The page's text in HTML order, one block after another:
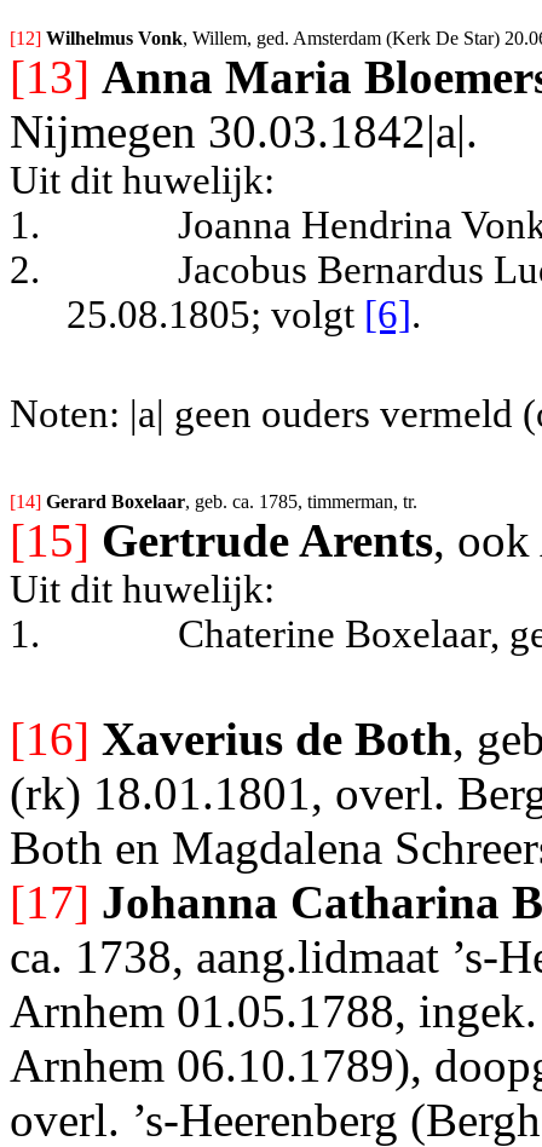
[12] Wilhelmus Vonk, Willem, ged. Amsterdam (Kerk De Star)
[13] Anna Maria
Nijmegen 30.03.1842|a|.
Uit dit huwelijk:
1.
Joanna Hendrina
2.
Jacobus Bernardus
25.08.1805; volgt [6].
Noten: |a| geen ouders
[14] Gerard Boxelaar, geb. ca. 1785, timmerman, tr.
[15] Gertrude Arents, ook
Uit dit huwelijk:
1.
Chaterine Boxelaar,
[16] Xaverius de Both,
(rk) 18.01.1801, overl.
Both en Magdalena
[17] Johanna Catharina
ca. 1738, aang.lidmaat ’s-
Arnhem 01.05.1788,
Arnhem 06.10.1789),
overl. ’s-Heerenberg